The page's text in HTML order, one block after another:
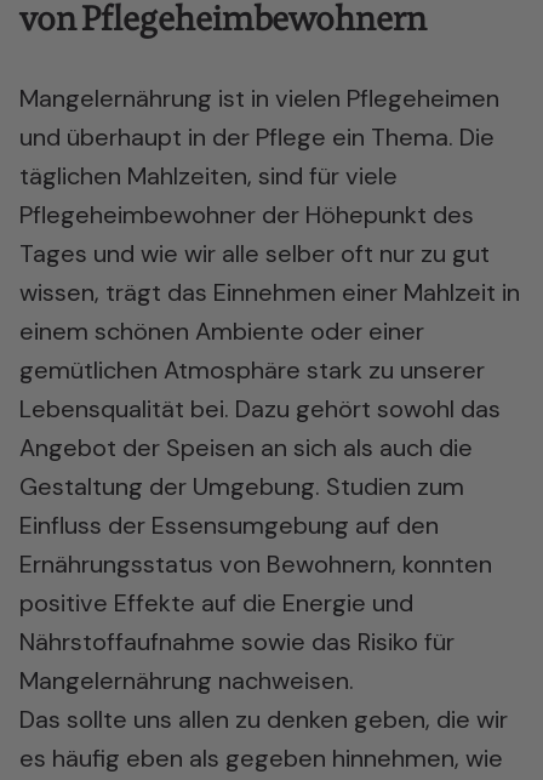
von Pflegeheimbewohnern
Mangelernährung ist in vielen Pflegeheimen
und überhaupt in der Pflege ein Thema. Die
täglichen Mahlzeiten, sind für viele
Pflegeheimbewohner der Höhepunkt des
Tages und wie wir alle selber oft nur zu gut
wissen, trägt das Einnehmen einer Mahlzeit in
einem schönen Ambiente oder einer
gemütlichen Atmosphäre stark zu unserer
Lebensqualität bei. Dazu gehört sowohl das
Angebot der Speisen an sich als auch die
Gestaltung der Umgebung. Studien zum
Einfluss der Essensumgebung auf den
Ernährungsstatus von Bewohnern, konnten
positive Effekte auf die Energie und
Nährstoffaufnahme sowie das Risiko für
Mangelernährung nachweisen.
Das sollte uns allen zu denken geben, die wir
es häufig eben als gegeben hinnehmen, wie